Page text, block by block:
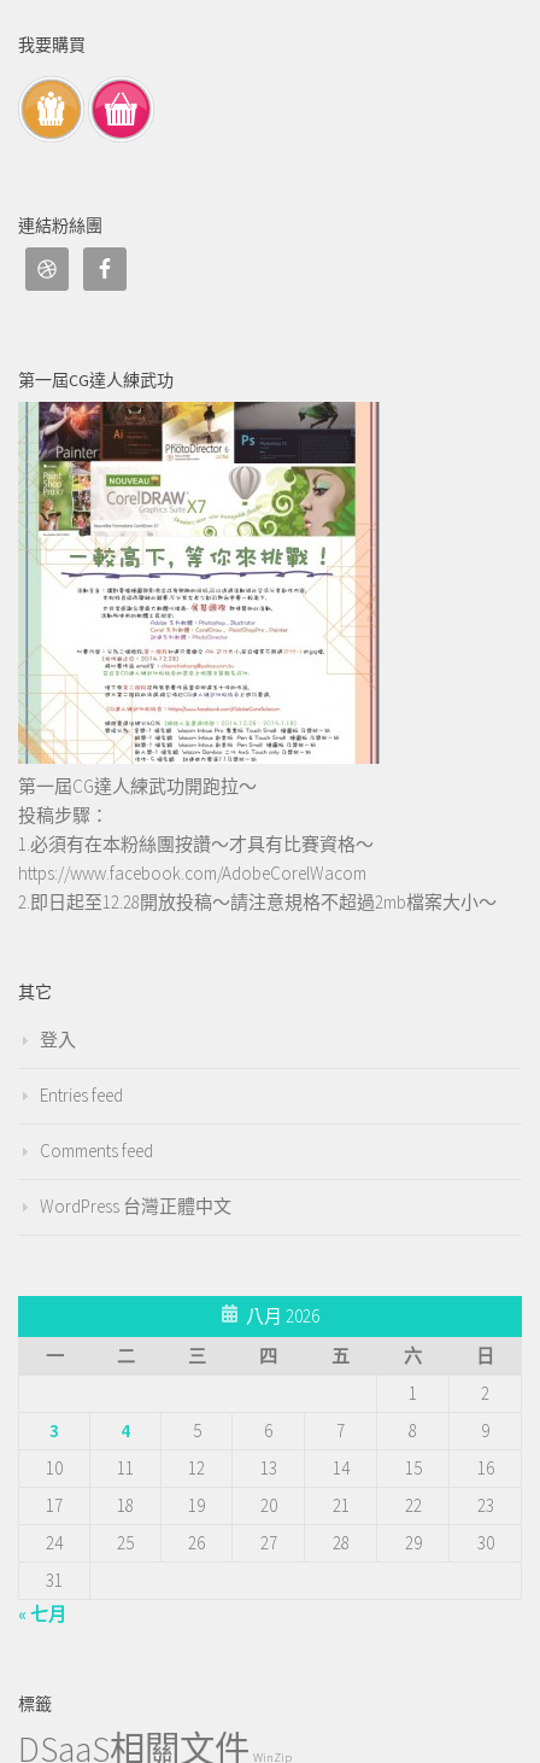
我要購買
連結粉絲團
第一屆CG達人練武功
第一屆CG達人練武功開跑拉～
投稿步驟：
1.必須有在本粉絲團按讚～才具有比賽資格～
https://www.facebook.com/AdobeCorelWacom
2.即日起至12.28開放投稿～請注意規格不超過2mb檔案大小～
其它
登入
Entries feed
Comments feed
WordPress 台灣正體中文
八月 2026
一
二 三 四 五 六
日
1
2
3
4 5 6 7 8
9
10
11 12 13 14 15
16
17
18 19 20 21 22
23
24
25 26 27 28 29
30
31
« 七月
標籤
DSaaS相關文件 WinZip